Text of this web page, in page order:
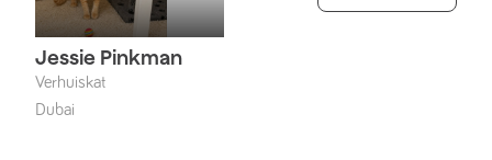
Jessie Pinkman
Verhuiskat
Dubai